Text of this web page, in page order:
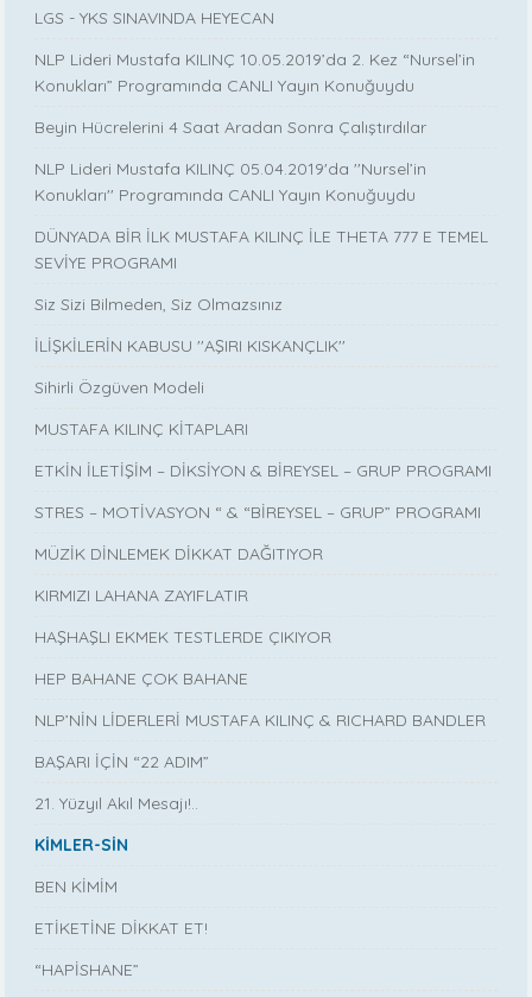
LGS - YKS SINAVINDA HEYECAN
NLP Lideri Mustafa KILINÇ 10.05.2019’da 2. Kez “Nursel’in
Konukları” Programında CANLI Yayın Konuğuydu
Beyin Hücrelerini 4 Saat Aradan Sonra Çalıştırdılar
NLP Lideri Mustafa KILINÇ 05.04.2019'da ''Nursel’in
Konukları'' Programında CANLI Yayın Konuğuydu
DÜNYADA BİR İLK MUSTAFA KILINÇ İLE THETA 777 E TEMEL
SEVİYE PROGRAMI
Siz Sizi Bilmeden, Siz Olmazsınız
İLİŞKİLERİN KABUSU ''AŞIRI KISKANÇLIK''
Sihirli Özgüven Modeli
MUSTAFA KILINÇ KİTAPLARI
ETKİN İLETİŞİM – DİKSİYON & BİREYSEL – GRUP PROGRAMI
STRES – MOTİVASYON “ & “BİREYSEL – GRUP” PROGRAMI
MÜZİK DİNLEMEK DİKKAT DAĞITIYOR
KIRMIZI LAHANA ZAYIFLATIR
HAŞHAŞLI EKMEK TESTLERDE ÇIKIYOR
HEP BAHANE ÇOK BAHANE
NLP’NİN LİDERLERİ MUSTAFA KILINÇ & RICHARD BANDLER
BAŞARI İÇİN “22 ADIM”
21. Yüzyıl Akıl Mesajı!..
KİMLER-SİN
BEN KİMİM
ETİKETİNE DİKKAT ET!
“HAPİSHANE”